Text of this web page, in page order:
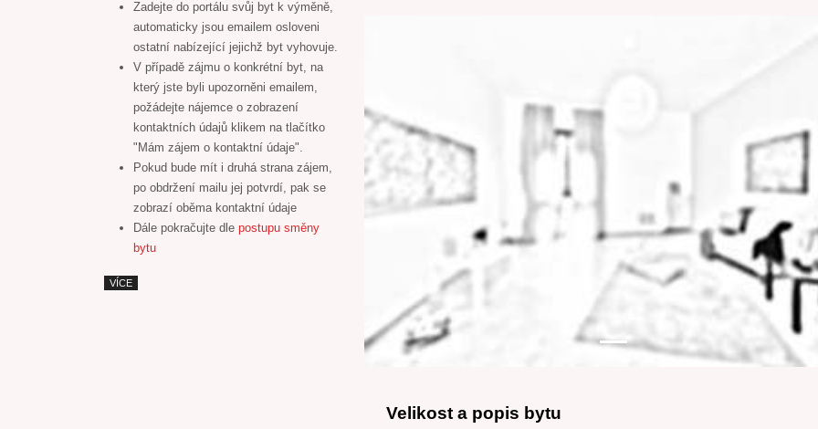
Zadejte do portálu svůj byt k výměně,
automaticky jsou emailem osloveni
ostatní nabízející jejichž byt vyhovuje.
V případě zájmu o konkrétní byt, na
který jste byli upozorněni emailem,
požádejte nájemce o zobrazení
kontaktních údajů klikem na tlačítko
"Mám zájem o kontaktní údaje".
Pokud bude mít i druhá strana zájem,
po obdržení mailu jej potvrdí, pak se
zobrazí oběma kontaktní údaje
Dále pokračujte dle postupu směny
bytu
VÍCE
Velikost a popis bytu